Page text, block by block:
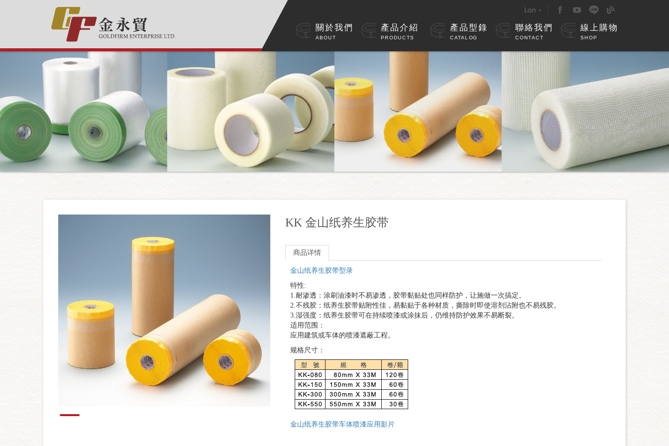
關於我們
ABOUT
產品介紹
PRODUCTS
產品型錄
CATALOG
聯絡我們
CONTACT
線上購物
SHOP
KK 金山纸养生胶带
商品详情
金山纸养生胶带型录
特性:
1.耐渗透：涂刷油漆时不易渗透，胶带黏贴处也同样防护，让施做一次搞定。
2.不残胶：纸养生胶带贴附性佳，易黏贴于各种材质，撕除时即使溶剂沾附也不易残胶。
3.湿强度：纸养生胶带可在持续喷漆或涂抹后，仍维持防护效果不易断裂。
适用范围：
应用建筑或车体的喷漆遮蔽工程。
规格尺寸：
金山纸养生胶带车体喷漆应用影片